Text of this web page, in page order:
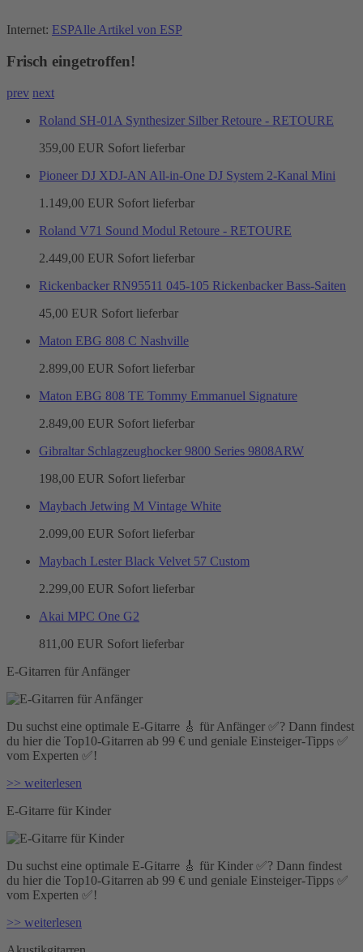
Internet: ESPAlle Artikel von ESP
Frisch eingetroffen!
prev next
Roland SH-01A Synthesizer Silber Retoure - RETOURE
359,00 EUR Sofort lieferbar
Pioneer DJ XDJ-AN All-in-One DJ System 2-Kanal Mini
1.149,00 EUR Sofort lieferbar
Roland V71 Sound Modul Retoure - RETOURE
2.449,00 EUR Sofort lieferbar
Rickenbacker RN95511 045-105 Rickenbacker Bass-Saiten
45,00 EUR Sofort lieferbar
Maton EBG 808 C Nashville
2.899,00 EUR Sofort lieferbar
Maton EBG 808 TE Tommy Emmanuel Signature
2.849,00 EUR Sofort lieferbar
Gibraltar Schlagzeughocker 9800 Series 9808ARW
198,00 EUR Sofort lieferbar
Maybach Jetwing M Vintage White
2.099,00 EUR Sofort lieferbar
Maybach Lester Black Velvet 57 Custom
2.299,00 EUR Sofort lieferbar
Akai MPC One G2
811,00 EUR Sofort lieferbar
E-Gitarren für Anfänger
Du suchst eine optimale E-Gitarre 🎸 für Anfänger ✅? Dann findest
du hier die Top10-Gitarren ab 99 € und geniale Einsteiger-Tipps ✅
vom Experten ✅!
>> weiterlesen
E-Gitarre für Kinder
Du suchst eine optimale E-Gitarre 🎸 für Kinder ✅? Dann findest
du hier die Top10-Gitarren ab 99 € und geniale Einsteiger-Tipps ✅
vom Experten ✅!
>> weiterlesen